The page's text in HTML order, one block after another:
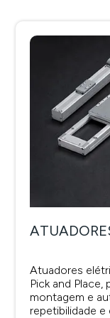
Atuadores
Pick and Place,
montagem e
repetibilidade e